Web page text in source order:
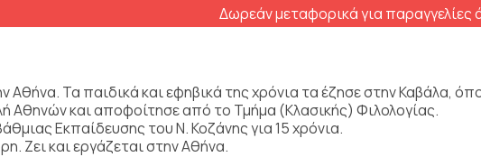
Δωρεάν μεταφορικά για παραγγελίες
Αθήνα. Τα παιδικά και εφηβικά της χρόνια τα έζησε στην Καβάλα,
Αθηνών και αποφοίτησε από το Τμήμα (Κλασικής) Φιλολογίας.
Εκπαίδευσης του Ν. Κοζάνης για 15 χρόνια.
Ζει και εργάζεται στην Αθήνα.